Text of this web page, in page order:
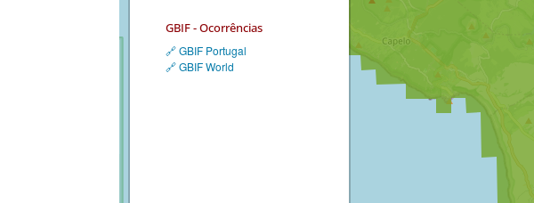
GBIF - Ocorrências
🔗 GBIF Portugal
🔗 GBIF World